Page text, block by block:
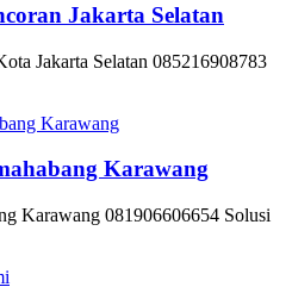
Jakarta Selatan
Jakarta Selatan 085216908783
Karawang
Karawang 081906606654 Solusi